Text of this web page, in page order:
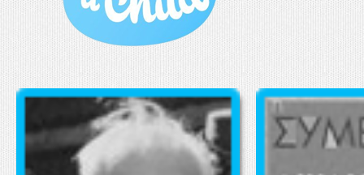
ΕΚΘΕΣΗ UNICEF: "Η ΚΑΤΑΣΤΑΣΗ ΤΩΝ ΠΑΙΔΙΩΝ ΣΤΗΝ ΕΛΛΑΔΑ 2017"